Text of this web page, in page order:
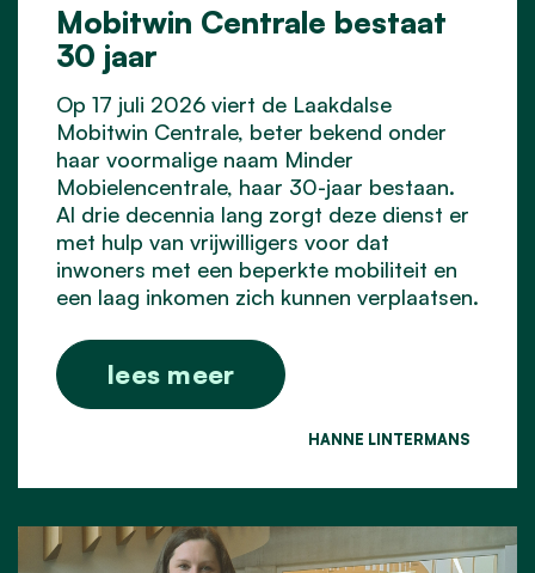
Mobitwin Centrale bestaat
30 jaar
Op 17 juli 2026 viert de Laakdalse
Mobitwin Centrale, beter bekend onder
haar voormalige naam Minder
Mobielencentrale, haar 30-jaar bestaan.
Al drie decennia lang zorgt deze dienst er
met hulp van vrijwilligers voor dat
inwoners met een beperkte mobiliteit en
een laag inkomen zich kunnen verplaatsen.
lees meer
HANNE LINTERMANS